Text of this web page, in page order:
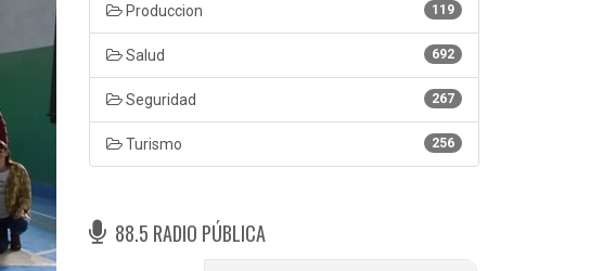
119
Produccion
692
Salud
267
Seguridad
256
Turismo
88.5 RADIO PÚBLICA